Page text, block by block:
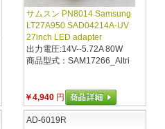
サムスン PN8014 Samsung
LT27A950 SAD04214A-UV
27inch LED adapter
出力電圧:14V--5.72A 80W
商品型式：SAM17266_Altri
￥4,940 円
AD-6019R